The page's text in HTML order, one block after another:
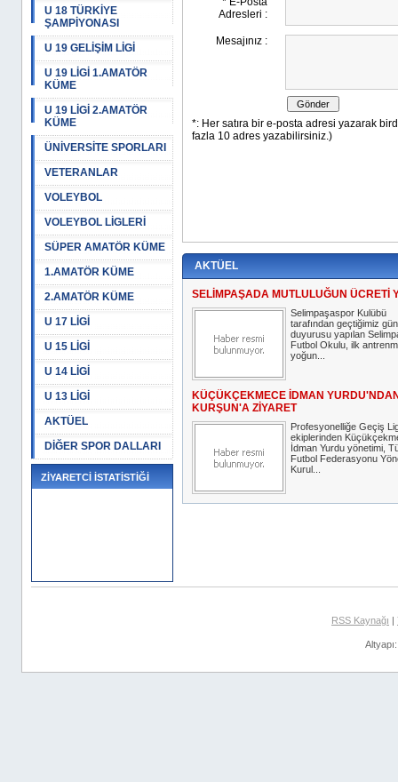
U 18 TÜRKİYE
ŞAMPİYONASI
U 19 GELİŞİM LİGİ
U 19 LİGİ 1.AMATÖR
KÜME
U 19 LİGİ 2.AMATÖR
KÜME
ÜNİVERSİTE SPORLARI
VETERANLAR
VOLEYBOL
VOLEYBOL LİGLERİ
SÜPER AMATÖR KÜME
1.AMATÖR KÜME
2.AMATÖR KÜME
U 17 LİGİ
U 15 LİGİ
U 14 LİGİ
U 13 LİGİ
AKTÜEL
DİĞER SPOR DALLARI
ZİYARETCİ İSTATİSTİĞİ
AKTÜEL
SELİMPAŞADA MUTLULUĞUN ÜCRETİ
Selimpaşaspor Kulübü
tarafından geçtiğimiz
duyurusu yapılan
Futbol Okulu, ilk
yoğun...
KÜÇÜKÇEKMECE İDMAN
KURŞUN'A ZİYARET
Profesyonelliğe Geçiş
ekiplerinden
İdman Yurdu yönetimi,
Futbol Federasyonu
Kurul...
RSS Kaynağı |